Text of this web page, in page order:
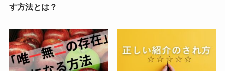
す方法とは？